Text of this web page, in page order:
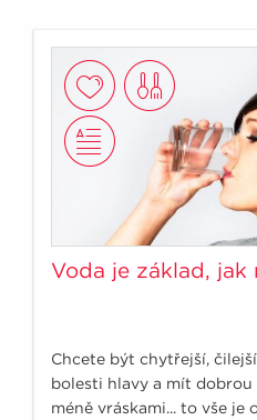
Voda je základ,
Chcete být chytřejší,
bolesti hlavy a mít dobrou
méně vráskami... to vše je